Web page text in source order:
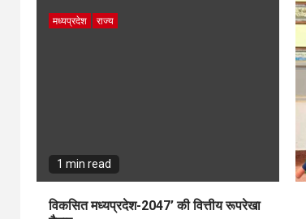
मध्यप्रदेश राज्य
1 min read
विकसित मध्यप्रदेश-2047’ की वित्तीय रूपरेखा